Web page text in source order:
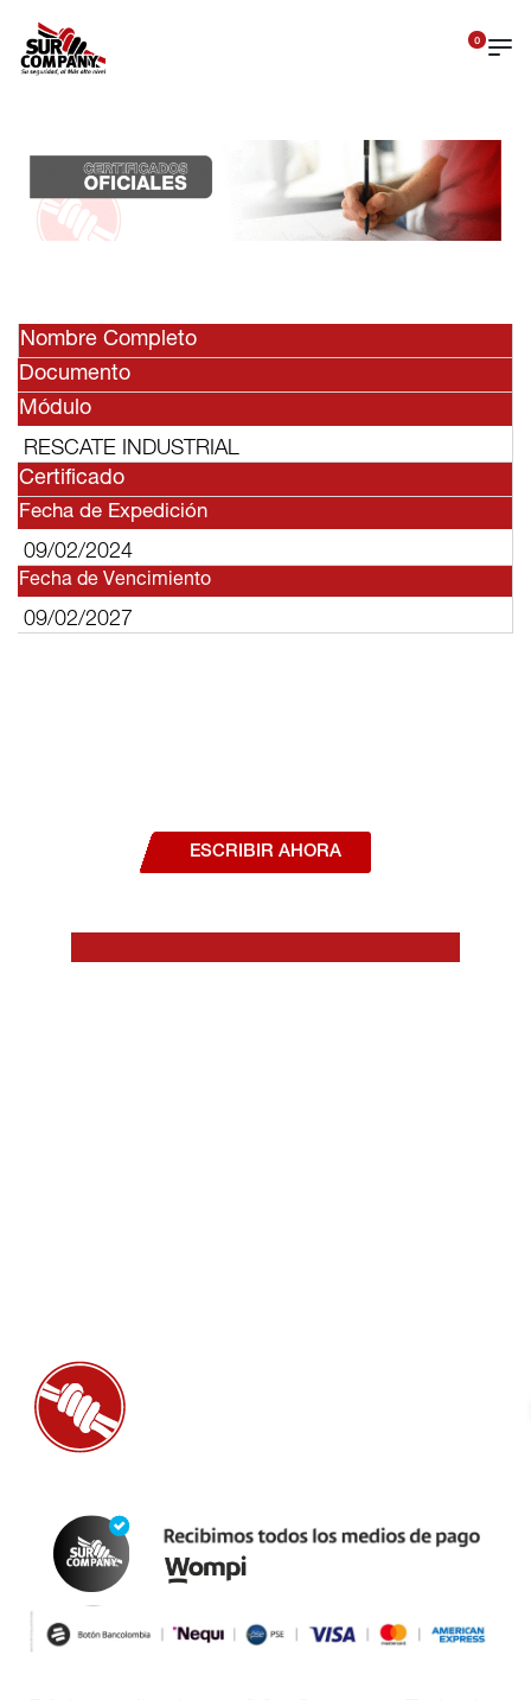
0
Nombre Completo
Documento
Módulo
RESCATE INDUSTRIAL
Certificado
Fecha de Expedición
09/02/2024
Fecha de Vencimiento
09/02/2027
ESCRIBIR AHORA